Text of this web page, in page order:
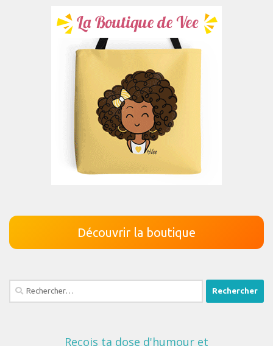
Découvrir la boutique
Rechercher :